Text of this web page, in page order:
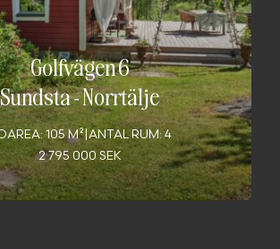
Golfvägen 6
Sundsta-Norrtälje
105 M² ANTAL RUM: 4
2 795 000 SEK